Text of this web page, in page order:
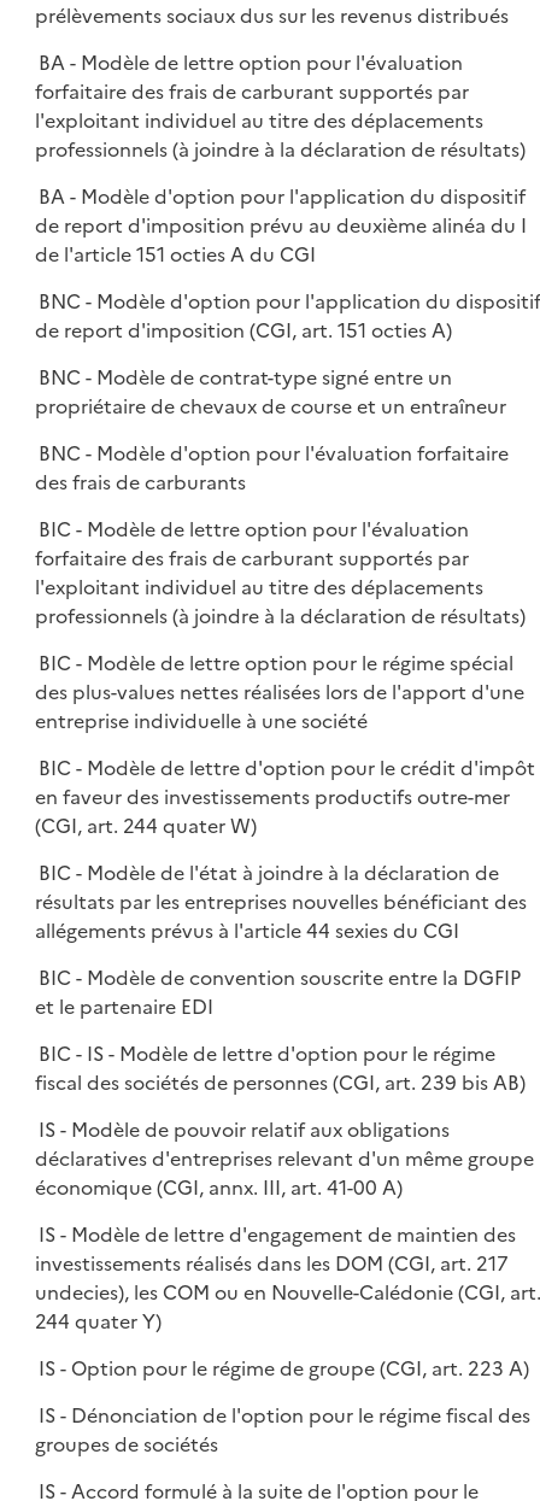
prélèvements sociaux dus sur les revenus distribués
BA - Modèle de lettre option pour l'évaluation
forfaitaire des frais de carburant supportés par
l'exploitant individuel au titre des déplacements
professionnels (à joindre à la déclaration de résultats)
BA - Modèle d'option pour l'application du dispositif
de report d'imposition prévu au deuxième alinéa du I
de l'article 151 octies A du CGI
BNC - Modèle d'option pour l'application du
de report d'imposition (CGI, art. 151 octies A)
BNC - Modèle de contrat-type signé entre un
propriétaire de chevaux de course et un entraîneur
BNC - Modèle d'option pour l'évaluation forfaitaire
des frais de carburants
BIC - Modèle de lettre option pour l'évaluation
forfaitaire des frais de carburant supportés par
l'exploitant individuel au titre des déplacements
professionnels (à joindre à la déclaration de résultats)
BIC - Modèle de lettre option pour le régime spécial
des plus-values nettes réalisées lors de l'apport d'une
entreprise individuelle à une société
BIC - Modèle de lettre d'option pour le crédit d'impôt
en faveur des investissements productifs outre-mer
(CGI, art. 244 quater W)
BIC - Modèle de l'état à joindre à la déclaration de
résultats par les entreprises nouvelles bénéficiant des
allégements prévus à l'article 44 sexies du CGI
BIC - Modèle de convention souscrite entre la DGFIP
et le partenaire EDI
BIC - IS - Modèle de lettre d'option pour le régime
fiscal des sociétés de personnes (CGI, art. 239 bis AB)
IS - Modèle de pouvoir relatif aux obligations
déclaratives d'entreprises relevant d'un même groupe
économique (CGI, annx. III, art. 41-00 A)
IS - Modèle de lettre d'engagement de maintien des
investissements réalisés dans les DOM (CGI, art. 217
undecies), les COM ou en Nouvelle-Calédonie (CGI, art.
244 quater Y)
IS - Option pour le régime de groupe (CGI, art. 223 A)
IS - Dénonciation de l'option pour le régime fiscal des
groupes de sociétés
IS - Accord formulé à la suite de l'option pour le